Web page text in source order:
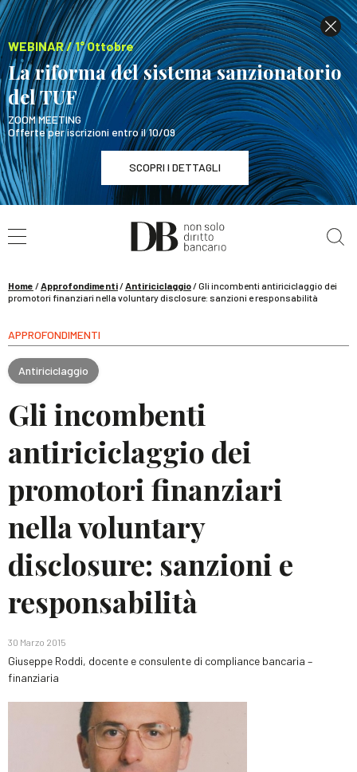
WEBINAR / 1° Ottobre
La riforma del sistema sanzionatorio
del TUF
ZOOM MEETING
Offerte per iscrizioni entro il 10/09
SCOPRI I DETTAGLI
WEBINAR / 1° Ottobre
La riforma del sistema sanzionatorio del TUF
Home /Approfondimenti/Antiriciclaggio/Gli incombenti antiriciclaggio dei
promotori finanziari nella voluntary disclosure: sanzioni e responsabilità
APPROFONDIMENTI
Antiriciclaggio
Gli incombenti
antiriciclaggio dei
promotori finanziari
nella voluntary
disclosure: sanzioni e
responsabilità
30 Marzo 2015
Giuseppe Roddi, docente e consulente di compliance bancaria –
finanziaria